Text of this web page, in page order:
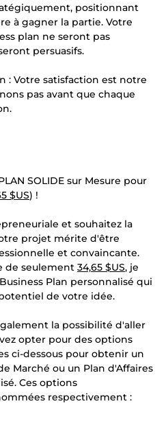
positionnant
à gagner la partie. Votre
plan ne seront pas
persuasifs.
: Votre satisfaction est notre
pas avant que chaque
SOLIDE sur Mesure pour
$US) !
et souhaitez la
projet mérite d'être
et convaincante.
de seulement 34,65 $US, je
Plan personnalisé qui
de votre idée.
la possibilité d'aller
opter pour des options
ci-dessous pour obtenir un
Marché ou un Plan d'Affaires
Ces options
respectivement :